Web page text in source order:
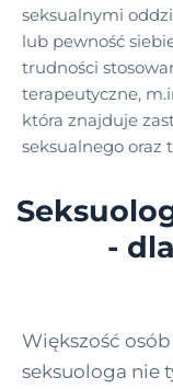
seksualnymi
lub pewność
trudności
terapeutyczne,
która znajduje
seksualnego oraz
-
Większość
seksuologa nie